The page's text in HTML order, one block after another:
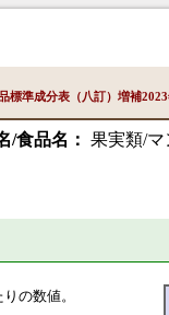
標準成分表（八訂）増補
/食品名： 果実類/
の数値。